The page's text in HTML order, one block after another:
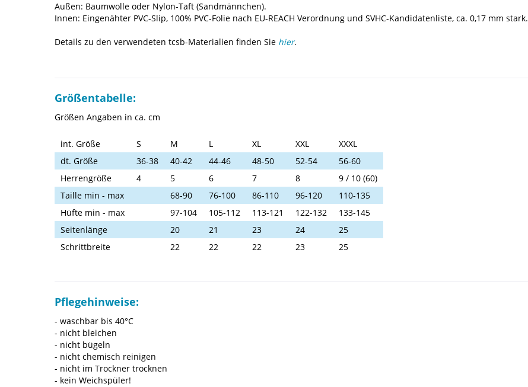
Außen: Baumwolle oder Nylon-Taft (Sandmännchen).
Innen: Eingenähter PVC-Slip, 100% PVC-Folie nach EU-REACH Verordnung und SVHC-Kandidatenliste, ca. 0,17 mm stark.
Details zu den verwendeten tcsb-Materialien finden Sie hier.
Größentabelle:
Größen Angaben in ca. cm
int. Größe S M L XL XXL
XXXL
dt. Größe
36-38 40-42 44-46 48-50 52-54
56-60
Herrengröße
4 5 6 7 8
9 / 10 (60)
Taille min - max
68-90 76-100 86-110 96-120
110-135
Hüfte min - max
97-104 105-112 113-121 122-132
133-145
Seitenlänge
20 21 23 24
25
Schrittbreite
22 22 22 23 25
Pflegehinweise:
- waschbar bis 40°C
- nicht bleichen
- nicht bügeln
- nicht chemisch reinigen
- nicht im Trockner trocknen
- kein Weichspüler!